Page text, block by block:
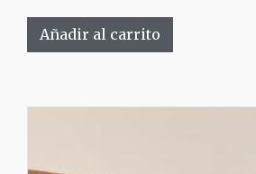
Añadir al carrito